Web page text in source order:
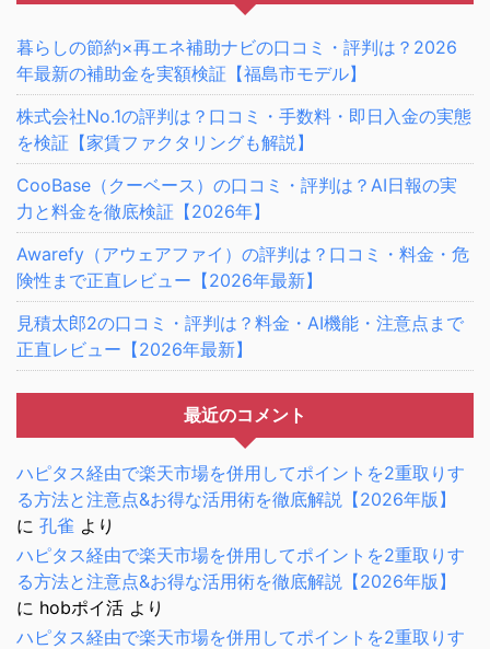
暮らしの節約×再エネ補助ナビの口コミ・評判は？2026
年最新の補助金を実額検証【福島市モデル】
株式会社No.1の評判は？口コミ・手数料・即日入金の実態
を検証【家賃ファクタリングも解説】
CooBase（クーベース）の口コミ・評判は？AI日報の実
力と料金を徹底検証【2026年】
Awarefy（アウェアファイ）の評判は？口コミ・料金・危
険性まで正直レビュー【2026年最新】
見積太郎2の口コミ・評判は？料金・AI機能・注意点まで
正直レビュー【2026年最新】
最近のコメント
ハピタス経由で楽天市場を併用してポイントを2重取りす
る方法と注意点&お得な活用術を徹底解説【2026年版】
に 孔雀 より
ハピタス経由で楽天市場を併用してポイントを2重取りす
る方法と注意点&お得な活用術を徹底解説【2026年版】
に hobポイ活 より
ハピタス経由で楽天市場を併用してポイントを2重取りす